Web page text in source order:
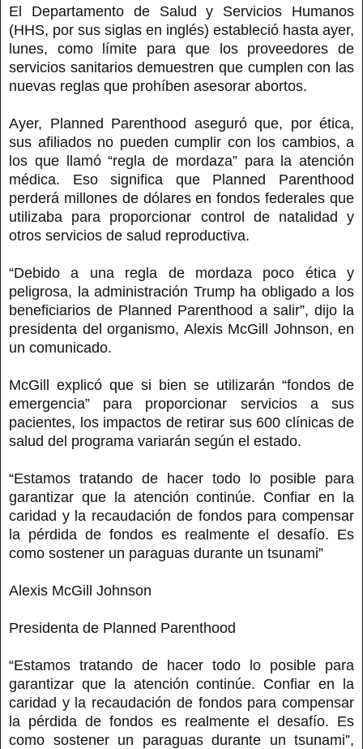
El Departamento de Salud y Servicios Humanos
(HHS, por sus siglas en inglés) estableció hasta ayer,
lunes, como límite para que los proveedores de
servicios sanitarios demuestren que cumplen con las
nuevas reglas que prohíben asesorar abortos.
Ayer, Planned Parenthood aseguró que, por ética,
sus afiliados no pueden cumplir con los cambios, a
los que llamó “regla de mordaza” para la atención
médica. Eso significa que Planned Parenthood
perderá millones de dólares en fondos federales que
utilizaba para proporcionar control de natalidad y
otros servicios de salud reproductiva.
“Debido a una regla de mordaza poco ética y
peligrosa, la administración Trump ha obligado a los
beneficiarios de Planned Parenthood a salir”, dijo la
presidenta del organismo, Alexis McGill Johnson, en
un comunicado.
McGill explicó que si bien se utilizarán “fondos de
emergencia” para proporcionar servicios a sus
pacientes, los impactos de retirar sus 600 clínicas de
salud del programa variarán según el estado.
“Estamos tratando de hacer todo lo posible para
garantizar que la atención continúe. Confiar en la
caridad y la recaudación de fondos para compensar
la pérdida de fondos es realmente el desafío. Es
como sostener un paraguas durante un tsunami”
Alexis McGill Johnson
Presidenta de Planned Parenthood
“Estamos tratando de hacer todo lo posible para
garantizar que la atención continúe. Confiar en la
caridad y la recaudación de fondos para compensar
la pérdida de fondos es realmente el desafío. Es
como sostener un paraguas durante un tsunami”,